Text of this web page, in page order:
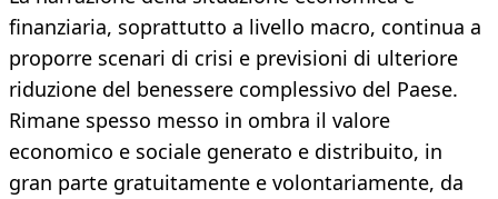
finanziaria, soprattutto a livello macro, continua a
proporre scenari di crisi e previsioni di ulteriore
riduzione del benessere complessivo del Paese.
Rimane spesso messo in ombra il valore
economico e sociale generato e distribuito, in
gran parte gratuitamente e volontariamente, da